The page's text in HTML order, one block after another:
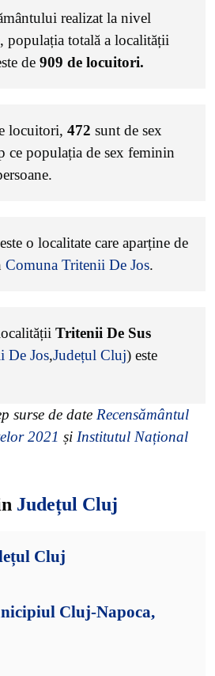
realizat la nivel
populația totală a localității
de 909 de locuitori.
locuitori, 472 sunt de sex
ce populația de sex feminin
este o localitate care aparține de
Comuna Tritenii De Jos.
Tritenii De Sus
De Jos,Județul Cluj) este
surse de date Recensământul
2021 și Institutul Național
Județul Cluj
Cluj
Cluj-Napoca,